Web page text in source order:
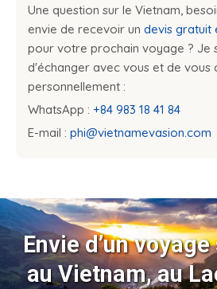
Une question sur le Vietnam,
envie de recevoir un devis gratuit
pour votre prochain voyage ? Je
d'échanger avec vous et de vous
personnellement :
WhatsApp : +84 983 18 41 84
E-mail : phi@vietnamevasion.com
Envie d’un
au Vietnam, au